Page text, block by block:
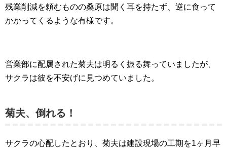
残業削減を頼むものの桑原は聞く耳を持たず、逆に食って
かかってくるような有様です。
営業部に配属された菊夫は明るく振る舞っていましたが、
サクラは彼を不安げに見つめていました。
菊夫、倒れる！
サクラの心配したとおり、 菊夫は建設現場の工期を1ヶ月早